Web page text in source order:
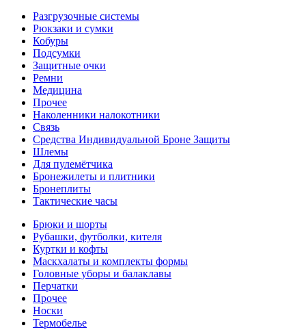
Разгрузочные системы
Рюкзаки и сумки
Кобуры
Подсумки
Защитные очки
Ремни
Медицина
Прочее
Наколенники налокотники
Связь
Средства Индивидуальной Броне Защиты
Шлемы
Для пулемётчика
Бронежилеты и плитники
Бронеплиты
Тактические часы
Брюки и шорты
Рубашки, футболки, кителя
Куртки и кофты
Маскхалаты и комплекты формы
Головные уборы и балаклавы
Перчатки
Прочее
Носки
Термобелье